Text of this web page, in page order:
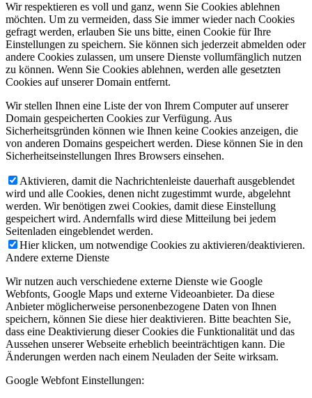
Wir respektieren es voll und ganz, wenn Sie Cookies ablehnen
möchten. Um zu vermeiden, dass Sie immer wieder nach Cookies
gefragt werden, erlauben Sie uns bitte, einen Cookie für Ihre
Einstellungen zu speichern. Sie können sich jederzeit abmelden oder
andere Cookies zulassen, um unsere Dienste vollumfänglich nutzen
zu können. Wenn Sie Cookies ablehnen, werden alle gesetzten
Cookies auf unserer Domain entfernt.
Wir stellen Ihnen eine Liste der von Ihrem Computer auf unserer
Domain gespeicherten Cookies zur Verfügung. Aus
Sicherheitsgründen können wie Ihnen keine Cookies anzeigen, die
von anderen Domains gespeichert werden. Diese können Sie in den
Sicherheitseinstellungen Ihres Browsers einsehen.
Aktivieren, damit die Nachrichtenleiste dauerhaft ausgeblendet
wird und alle Cookies, denen nicht zugestimmt wurde, abgelehnt
werden. Wir benötigen zwei Cookies, damit diese Einstellung
gespeichert wird. Andernfalls wird diese Mitteilung bei jedem
Seitenladen eingeblendet werden.
Hier klicken, um notwendige Cookies zu aktivieren/deaktivieren.
Andere externe Dienste
Wir nutzen auch verschiedene externe Dienste wie Google
Webfonts, Google Maps und externe Videoanbieter. Da diese
Anbieter möglicherweise personenbezogene Daten von Ihnen
speichern, können Sie diese hier deaktivieren. Bitte beachten Sie,
dass eine Deaktivierung dieser Cookies die Funktionalität und das
Aussehen unserer Webseite erheblich beeinträchtigen kann. Die
Änderungen werden nach einem Neuladen der Seite wirksam.
Google Webfont Einstellungen: